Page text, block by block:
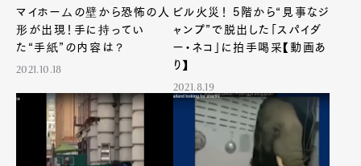
マイホームの壁から恐怖の人
形が出現！手に持ってい
た“手紙”の内容は？
2021.10.18
ビル火災！ 5階から“見事なジ
ャンプ”で脱出した「スパイダ
ー・ネコ」に拍手喝采【動画あ
り】
2021.8.19